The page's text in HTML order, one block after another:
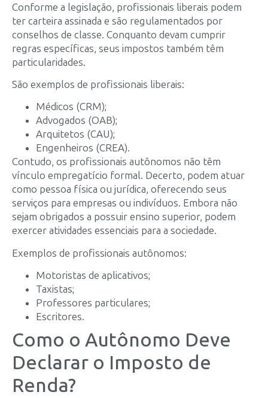
Conforme a legislação, profissionais liberais podem
ter carteira assinada e são regulamentados por
conselhos de classe. Conquanto devam cumprir
regras específicas, seus impostos também têm
particularidades.
São exemplos de profissionais liberais:
Médicos (CRM);
Advogados (OAB);
Arquitetos (CAU);
Engenheiros (CREA).
Contudo, os profissionais autônomos não têm
vínculo empregatício formal. Decerto, podem atuar
como pessoa física ou jurídica, oferecendo seus
serviços para empresas ou indivíduos. Embora não
sejam obrigados a possuir ensino superior, podem
exercer atividades essenciais para a sociedade.
Exemplos de profissionais autônomos:
Motoristas de aplicativos;
Taxistas;
Professores particulares;
Escritores.
Como o Autônomo Deve
Declarar o Imposto de
Renda?